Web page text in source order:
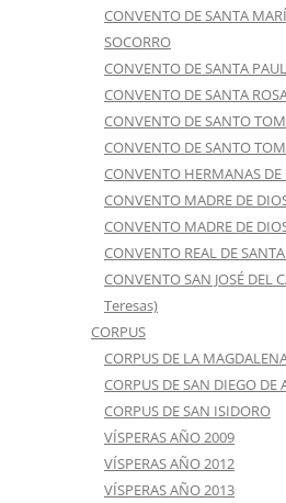
CONVENTO DE SANTA
SOCORRO
CONVENTO DE SANTA
CONVENTO DE SANTA
CONVENTO DE SANTO
CONVENTO DE SANTO
CONVENTO HERMANAS DE
CONVENTO MADRE DE
CONVENTO MADRE DE
CONVENTO REAL DE
CONVENTO SAN JOSÉ DEL
Teresas)
CORPUS
CORPUS DE LA
CORPUS DE SAN DIEGO DE
CORPUS DE SAN ISIDORO
VÍSPERAS AÑO 2009
VÍSPERAS AÑO 2012
VÍSPERAS AÑO 2013